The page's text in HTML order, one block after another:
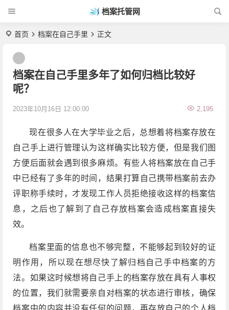
档案托管网
首页 档案在自己手里 正文
档案在自己手里多年了如何归档比较好
呢？
2023年10月16日 12:00:00 2,195
现在很多人在大学毕业之后，总想着将档案存放在
自己手上进行管理认为这样确实比较方便，但是我们图
方便后面就会遇到很多麻烦。有些人将档案放在自己手
中已经有了多年的时间，结果打算自己携带档案前去办
评职称手续时，才发现工作人员拒绝接收这样的档案信
息，之后也了解到了自己存放档案会造成档案直接失
效。
档案里面的信息也不够完整，不能够起到较好的证
明作用，所以现在想尽快了解归档自己手中档案的方
法。如果这时候想将自己手上的档案存放在具有人事权
的位置，我们就需要亲自对档案的状态进行审核，确保
档案中的内容并没有任何的问题，再存放自己的个人档